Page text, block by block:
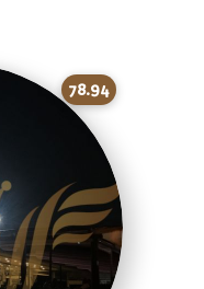
78.94